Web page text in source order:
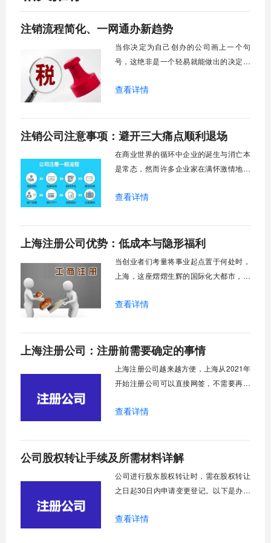
注销流程简化、一网通办新趋势
当你决定为自己创办的公司画上一个句
号，这绝非是一个轻易就能做出的决定，
象里，常常是复杂、耗时且充满挑战的代
优化营商环境，各地已经推出了多项便利
化改革，企业注销的体验正悄然发生着积
查看详情
注销公司注意事项：避开三大痛点顺利退场
在商业世界的循环中企业的诞生与消亡本
是常态，然而许多企业家在满怀激情地创
到的困境，公司注销过程中的复杂流程和
一家公司不能简单地"关门大吉"呢？这背后
涉及到债权人保护、市场秩序维护以及法
查看详情
上海注册公司优势：低成本与隐形福利
当创业者们考量将事业起点置于何处时，
上海，这座熠熠生辉的国际化大都市，总
国无可争议的经济、金融、贸易和航运中
独厚的资源，悉心培育企业成长的沃土。
为何如此多的创业者对上海青眼有加？答
查看详情
上海注册公司：注册前需要确定的事情
上海注册公司越来越方便，上海从2021年
开始注册公司可以直接网签，不需要再去
字资料，给广大的创业者减负了。现在我
确定的事情。
查看详情
公司股权转让手续及所需材料详解
​公司进行股东股权转让时，需在股权转让
之日起30日内申请变更登记。以下是办理
查看详情